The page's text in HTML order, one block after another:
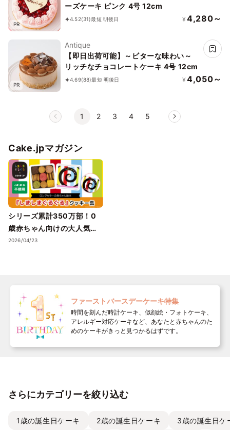
PR
ーズケーキ ピンク 4号 12cm
4.52(31)最短 明後日 ¥ 4,280～
PR
Antique
【即日出荷可能】～ビターな味わい～
リッチなチョコレートケーキ 4号 12cm
4.69(88)最短 明後日 ¥ 4,050～
1 2 3 4 5
Cake.jpマガジン
シリーズ累計350万部！0
歳赤ちゃん向けの大人気ベ
ストセラー絵本「しましま
2026/04/23
ファーストバースデーケーキ特集
時間を刻んだ時計ケーキ、似顔絵・フォトケーキ、
アレルギー対応ケーキなど、あなたと赤ちゃんのた
めのケーキがきっと見つかるはずです。
さらにカテゴリーを絞り込む
1歳の誕生日ケーキ 2歳の誕生日ケーキ 3歳の誕生日ケ